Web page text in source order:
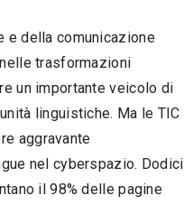
e della comunicazione
trasformazioni
un importante veicolo di
linguistiche. Ma le TIC
aggravante
nel cyberspazio. Dodici
il 98% delle pagine